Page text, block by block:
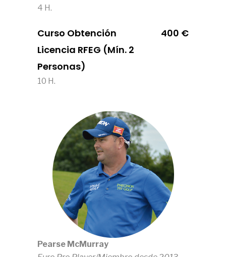
4 H.
Curso Obtención
Licencia RFEG (Mín. 2
Personas)
400 €
10 H.
Pearse McMurray